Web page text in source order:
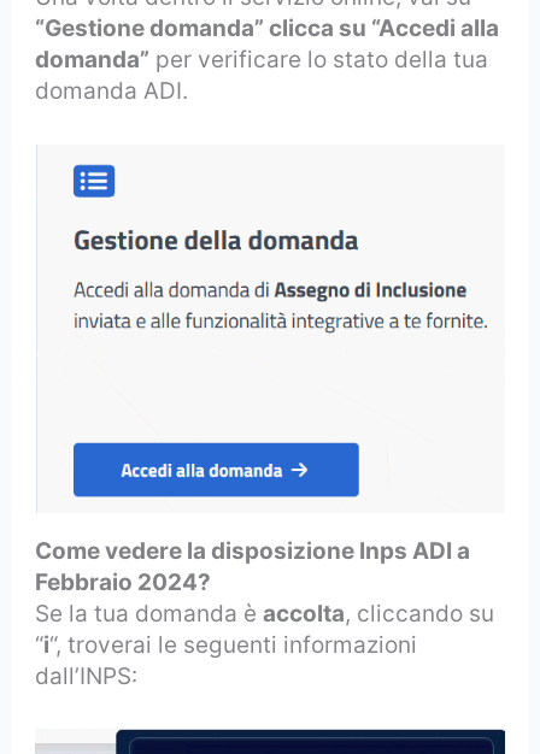
“Gestione domanda” clicca su “Accedi alla
domanda” per verificare lo stato della tua
domanda ADI.
Come vedere la disposizione Inps ADI a
Febbraio 2024?
Se la tua domanda èaccolta, cliccando su
“i“, troverai le seguenti informazioni
dall’INPS: